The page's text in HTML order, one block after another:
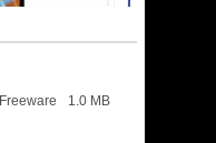
Freeware 1.0 MB